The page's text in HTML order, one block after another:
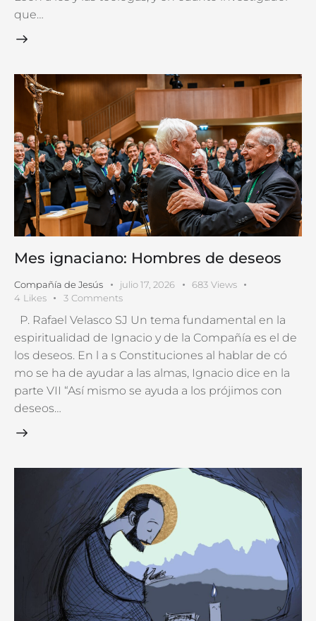
que…
Mes ignaciano: Hombres de deseos
Compañía de Jesús julio 17, 2026 683 Views
4 Likes 3 Comments
P. Rafael Velasco SJ Un tema fundamental en la
espiritualidad de Ignacio y de la Compañía es el de
los deseos. En l a s Constituciones al hablar de có
mo se ha de ayudar a las almas, Ignacio dice en la
parte VII “Así mismo se ayuda a los prójimos con
deseos…